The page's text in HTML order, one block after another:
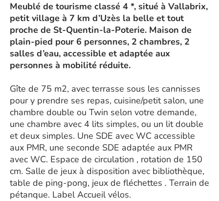
Meublé de tourisme classé 4 *, situé à Vallabrix,
petit village à 7 km d’Uzès la belle et tout
proche de St-Quentin-la-Poterie. Maison de
plain-pied pour 6 personnes, 2 chambres, 2
salles d’eau, accessible et adaptée aux
personnes à mobilité réduite.
Gîte de 75 m2, avec terrasse sous les cannisses
pour y prendre ses repas, cuisine/petit salon, une
chambre double ou Twin selon votre demande,
une chambre avec 4 lits simples, ou un lit double
et deux simples. Une SDE avec WC accessible
aux PMR, une seconde SDE adaptée aux PMR
avec WC. Espace de circulation , rotation de 150
cm. Salle de jeux à disposition avec bibliothèque,
table de ping-pong, jeux de fléchettes . Terrain de
pétanque. Label Accueil vélos.